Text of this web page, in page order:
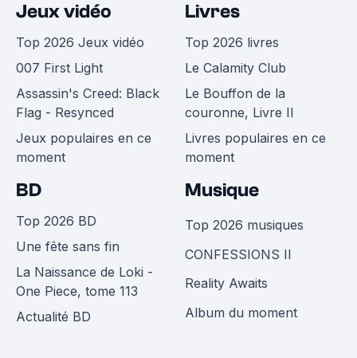
Jeux vidéo
Top 2026 Jeux vidéo
007 First Light
Assassin's Creed: Black
Flag - Resynced
Jeux populaires en ce
moment
Livres
Top 2026 livres
Le Calamity Club
Le Bouffon de la
couronne, Livre II
Livres populaires en ce
moment
BD
Top 2026 BD
Une fête sans fin
La Naissance de Loki -
One Piece, tome 113
Actualité BD
Musique
Top 2026 musiques
CONFESSIONS II
Reality Awaits
Album du moment